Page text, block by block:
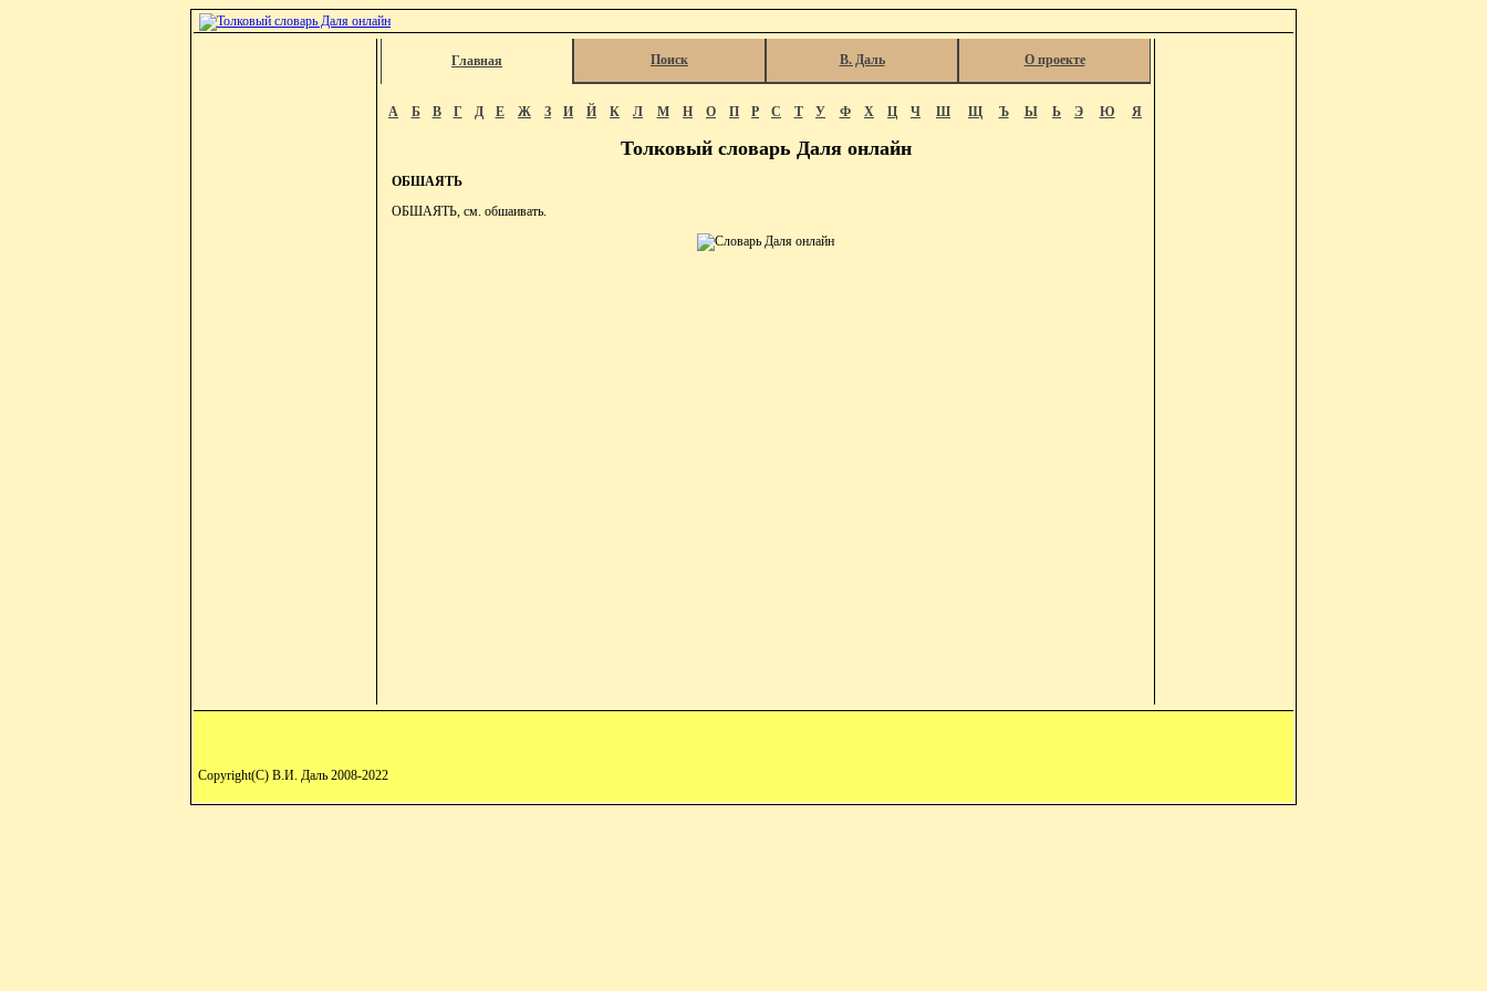
Главная Поиск В. Даль О проекте
А Б В Г Д Е Ж З И Й К Л М Н О П Р С Т У Ф Х Ц Ч Ш Щ Ъ Ы Ь Э Ю Я
Толковый словарь Даля онлайн
ОБШАЯТЬ
ОБШАЯТЬ, см. обшаивать.
Copyright(C) В.И. Даль 2008-2022